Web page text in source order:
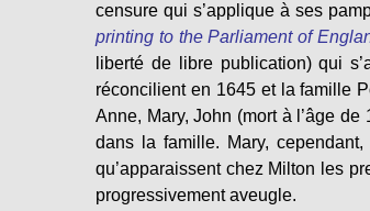
censure qui s’applique à ses
printing to the Parliament of
liberté de libre publication) qui
réconcilient en 1645 et la famille
Anne, Mary, John (mort à l’âge
dans la famille. Mary,
qu’apparaissent chez Milton les
progressivement aveugle.